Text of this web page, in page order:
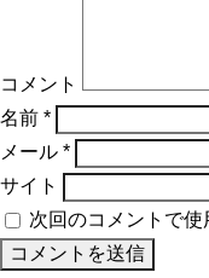
コメント
名前 *
メール *
サイト
次回のコメントで使